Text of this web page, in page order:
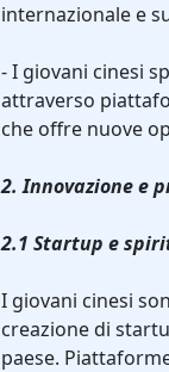
internazionale e
- I giovani cinesi
attraverso
che offre nuove
2. Innovazione e
2.1 Startup e
I giovani cinesi
creazione di
paese.